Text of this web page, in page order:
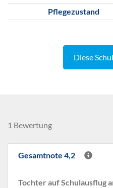
Pflegezustand
Diese
1 Bewertung
Gesamtnote 4,2
Tochter auf Schulausflug